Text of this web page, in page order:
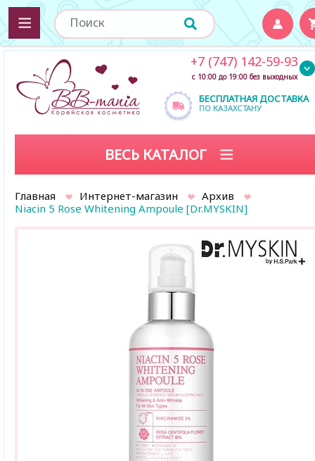
БЕСПЛАТНАЯ ДОСТАВКА
ПО КАЗАХСТАНУ
+7 (747) 142-59-93
с 10:00 до 19:00 без выходных
ВЕСЬ КАТАЛОГ
Главная Интернет-магазин
Архив
Niacin 5 Rose Whitening Ampoule [Dr.MYSKIN]